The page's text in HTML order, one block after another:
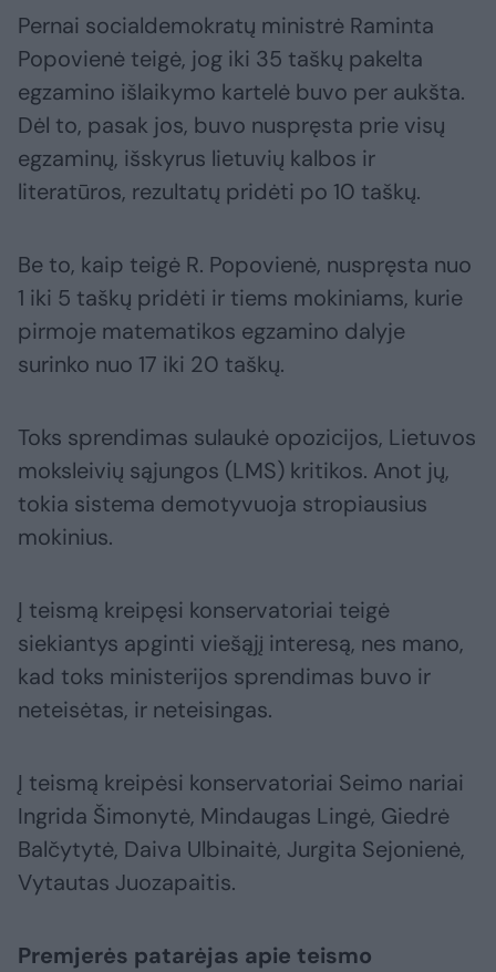
Pernai socialdemokratų ministrė Raminta
Popovienė teigė, jog iki 35 taškų pakelta
egzamino išlaikymo kartelė buvo per aukšta.
Dėl to, pasak jos, buvo nuspręsta prie visų
egzaminų, išskyrus lietuvių kalbos ir
literatūros, rezultatų pridėti po 10 taškų.
Be to, kaip teigė R. Popovienė, nuspręsta nuo
1 iki 5 taškų pridėti ir tiems mokiniams, kurie
pirmoje matematikos egzamino dalyje
surinko nuo 17 iki 20 taškų.
Toks sprendimas sulaukė opozicijos, Lietuvos
moksleivių sąjungos (LMS) kritikos. Anot jų,
tokia sistema demotyvuoja stropiausius
mokinius.
Į teismą kreipęsi konservatoriai teigė
siekiantys apginti viešąjį interesą, nes mano,
kad toks ministerijos sprendimas buvo ir
neteisėtas, ir neteisingas.
Į teismą kreipėsi konservatoriai Seimo nariai
Ingrida Šimonytė, Mindaugas Lingė, Giedrė
Balčytytė, Daiva Ulbinaitė, Jurgita Sejonienė,
Vytautas Juozapaitis.
Premjerės patarėjas apie teismo